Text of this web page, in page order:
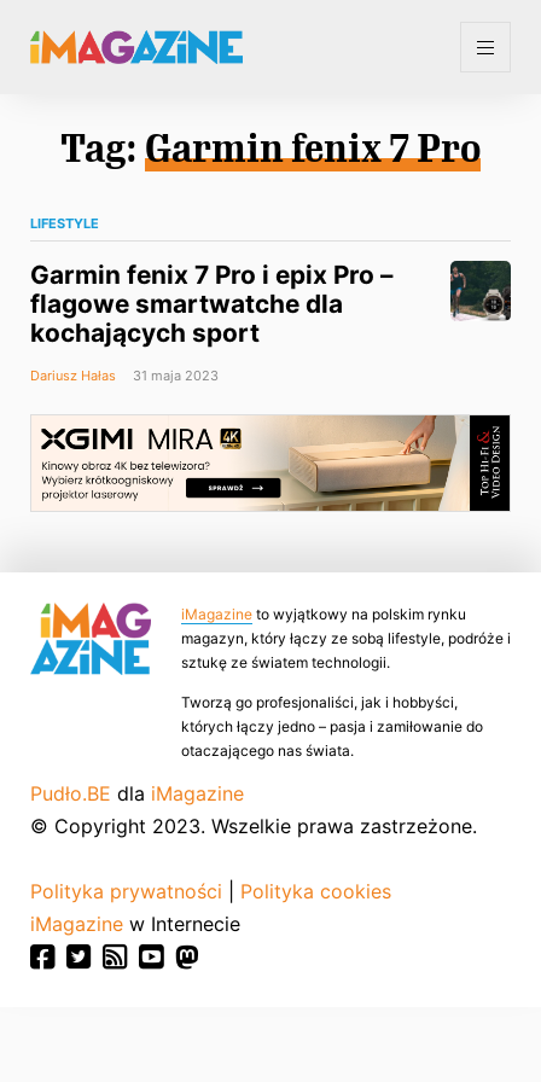
Tag: Garmin fenix 7 Pro
LIFESTYLE
Garmin fenix 7 Pro i epix Pro –
flagowe smartwatche dla
kochających sport
Dariusz Hałas 31 maja 2023
iMagazine to wyjątkowy na polskim rynku
magazyn, który łączy ze sobą lifestyle, podróże i
sztukę ze światem technologii.
Tworzą go profesjonaliści, jak i hobbyści,
których łączy jedno – pasja i zamiłowanie do
otaczającego nas świata.
Pudło.BE dla iMagazine
© Copyright 2023. Wszelkie prawa zastrzeżone.
Polityka prywatności
Polityka cookies
iMagazine w Internecie